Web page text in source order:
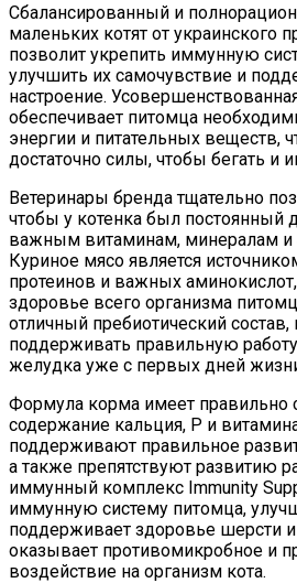
Сбалансированный и
маленьких котят от украинского
позволит укрепить иммунную
улучшить их самочувствие и
настроение.
обеспечивает питомца
энергии и питательных веществ,
достаточно силы, чтобы бегать и
Ветеринары бренда тщательно
чтобы у котенка был постоянный
важным витаминам, минералам и
Куриное мясо является
протеинов и важных
здоровье всего организма
отличный пребиотический
поддерживать правильную
желудка уже с первых дней
Формула корма имеет правильно
содержание кальция, P и
поддерживают правильное
а также препятствуют развитию
иммунный комплекс Immunity
иммунную систему питомца,
поддерживает здоровье шерсти
оказывает противомикробное и
воздействие на организм кота.